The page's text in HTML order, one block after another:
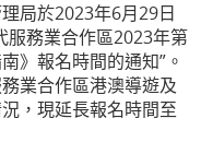
局於2023年6月29日
服務業合作區2023年第
》報名時間的通知”。
業合作區港澳導遊及
，現延長報名時間至